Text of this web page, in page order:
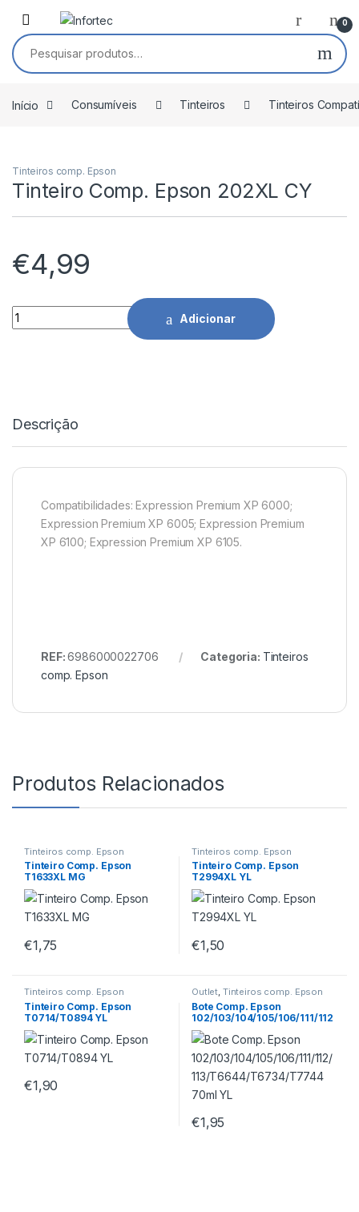
Saltar para navegação
Pular para o conteúdo
0
Pesquisar por:
Início Consumíveis Tinteiros Tinteiros
Tinteiros comp. Epson
Tinteiro Comp. Epson 202XL CY
€4,99
Tinteiro Comp. Epson 202XL CY quantidade
Adicionar
Descrição
Compatibilidades: Expression Premium XP 6000;
Expression Premium XP 6005; Expression Premium
XP 6100; Expression Premium XP 6105.
REF:6986000022706 Categoria: Tinteiros
comp. Epson
Produtos Relacionados
Tinteiros comp. Epson
Tinteiro Comp. Epson
T1633XL MG
€1,75
Tinteiros comp. Epson
Tinteiro Comp. Epson
T2994XL YL
€1,50
Tinteiros comp. Epson
Tinteiro Comp. Epson
T0714/T0894 YL
€1,90
Outlet, Tinteiros comp. Epson
Bote Comp. Epson
102/103/104/105/106/111/112
/113/T6644/T6734/T7744
70ml YL
€1,95